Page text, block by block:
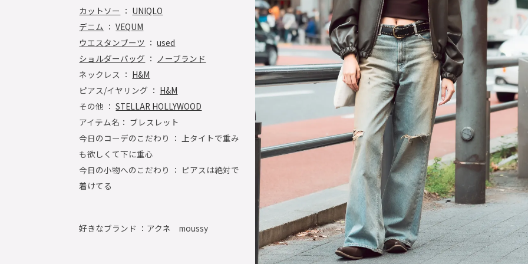
カットソー ： UNIQLO
デニム ：VEQUM
ウエスタンブーツ ：used
ショルダーバッグ ： ノーブランド
ネックレス ： H&M
ピアス/イヤリング ： H&M
その他 ：STELLAR HOLLYWOOD
アイテム名： ブレスレット
今日のコーデのこだわり ： 上タイトで重み
も欲しくて下に重心
今日の小物へのこだわり ： ピアスは絶対で
着けてる
好きなブランド ： アクネ moussy